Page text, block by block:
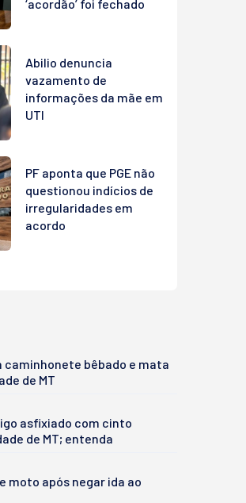
‘acordão’ foi fechado
Abilio denuncia
vazamento de
informações da mãe em
UTI
PF aponta que PGE não
questionou indícios de
irregularidades em
acordo
caminhonete bêbado e mata
de MT
asfixiado com cinto
de MT; entenda
moto após negar ida ao